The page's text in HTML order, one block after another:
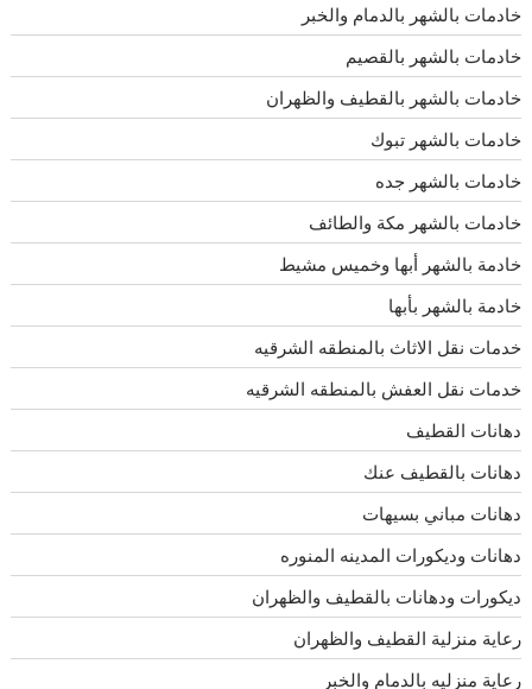
خادمات بالشهر بالدمام والخبر
خادمات بالشهر بالقصيم
خادمات بالشهر بالقطيف والظهران
خادمات بالشهر تبوك
خادمات بالشهر جده
خادمات بالشهر مكة والطائف
خادمة بالشهر أبها وخميس مشيط
خادمة بالشهر بأبها
خدمات نقل الاثاث بالمنطقه الشرقيه
خدمات نقل العفش بالمنطقه الشرقيه
دهانات القطيف
دهانات بالقطيف عنك
دهانات مباني بسيهات
دهانات وديكورات المدينه المنوره
ديكورات ودهانات بالقطيف والظهران
رعاية منزلية القطيف والظهران
رعاية منزليه بالدمام والخبر